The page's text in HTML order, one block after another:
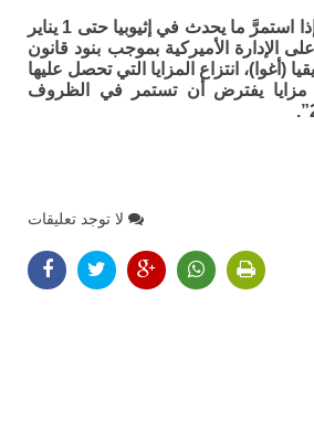
وحذّر بلينكن من أنه “إذا استمرَّ ما يحدث في إثيوبيا حتى 1 يناير
الإدارة الأميركية بموجب بنود قانون
(أغوا)، انتزاع المزايا التي تحصل عليها
مزايا يفترض أن تستمر في الظروف
لا توجد تعليقات